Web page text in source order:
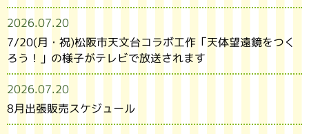
2026.07.20
7/20(月・祝)松阪市天文台コラボ工作「天体望遠鏡をつく
ろう！」の様子がテレビで放送されます
2026.07.20
8月出張販売スケジュール